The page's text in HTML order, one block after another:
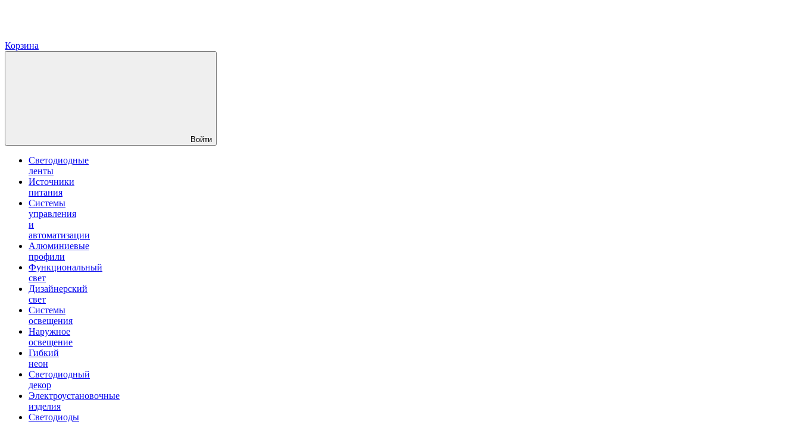
Корзина
Войти
Светодиодные
ленты
Источники
питания
Системы
управления
и
автоматизации
Алюминиевые
профили
Функциональный
свет
Дизайнерский
свет
Системы
освещения
Наружное
освещение
Гибкий
неон
Светодиодный
декор
Электроустановочные
изделия
Светодиоды